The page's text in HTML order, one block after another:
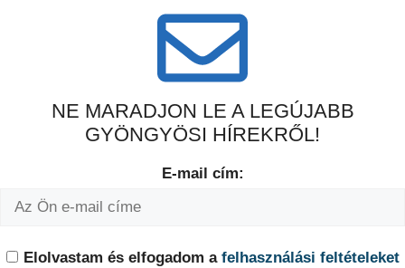
NE MARADJON LE A LEGÚJABB
GYÖNGYÖSI HÍREKRŐL!
E-mail cím:
Elolvastam és elfogadom a felhasználási feltételeket